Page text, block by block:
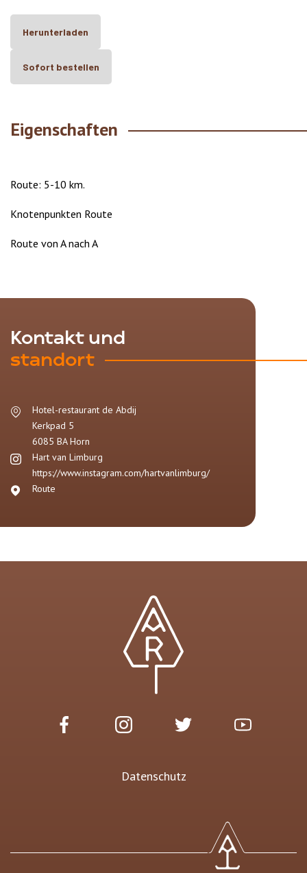
Herunterladen
Sofort bestellen
Eigenschaften
Route: 5-10 km.
Knotenpunkten Route
Route von A nach A
Kontakt und
standort
Hotel-restaurant de Abdij
Kerkpad 5
6085 BA Horn
Hart van Limburg
https://www.instagram.com/hartvanlimburg/
Route
Datenschutz